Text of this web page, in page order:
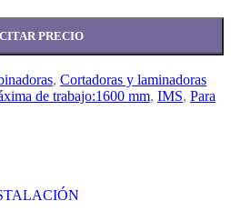
PRECIO
, Cortadoras y laminadoras
de trabajo:1600 mm, IMS, Para